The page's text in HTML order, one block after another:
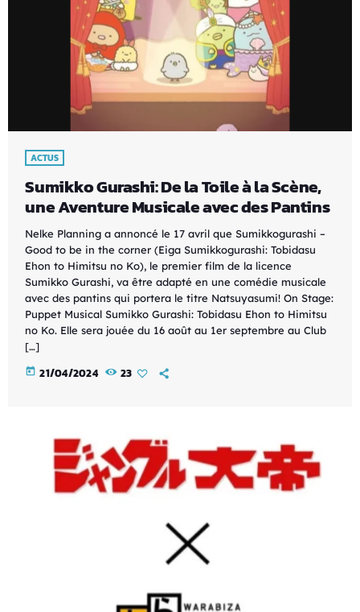
ACTUS
Sumikko Gurashi: De la Toile à la Scène,
une Aventure Musicale avec des Pantins
Nelke Planning a annoncé le 17 avril que Sumikkogurashi –
Good to be in the corner (Eiga Sumikkogurashi: Tobidasu
Ehon to Himitsu no Ko), le premier film de la licence
Sumikko Gurashi, va être adapté en une comédie musicale
avec des pantins qui portera le titre Natsuyasumi! On Stage:
Puppet Musical Sumikko Gurashi: Tobidasu Ehon to Himitsu
no Ko. Elle sera jouée du 16 août au 1er septembre au Club
[…]
today 21/04/2024 23